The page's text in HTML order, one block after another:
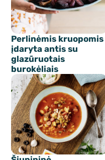
Perlinėmis kruopomis
įdaryta antis su
glazūruotais
burokėliais